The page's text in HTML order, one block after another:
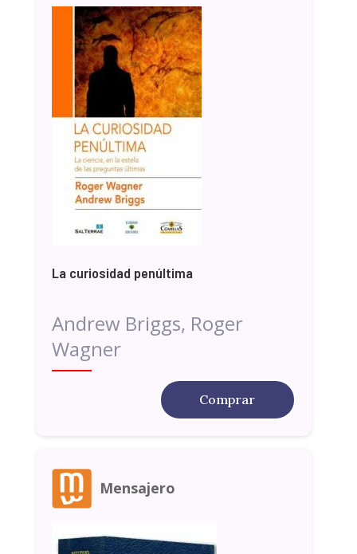
La curiosidad penúltima
Andrew Briggs, Roger
Wagner
Comprar
Mensajero